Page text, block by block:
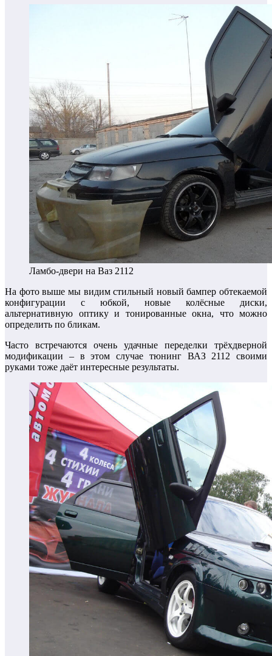
Ламбо-двери на Ваз 2112
На фото выше мы видим стильный новый бампер обтекаемой
конфигурации с юбкой, новые колёсные диски,
альтернативную оптику и тонированные окна, что можно
определить по бликам.
Часто встречаются очень удачные переделки трёхдверной
модификации – в этом случае тюнинг ВАЗ 2112 своими
руками тоже даёт интересные результаты.